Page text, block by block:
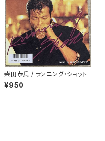
柴田恭兵 / ランニング・ショット
¥950